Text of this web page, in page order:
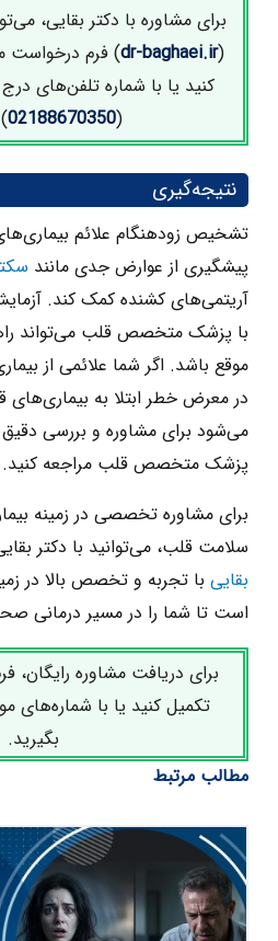
برای مشاوره با دکتر بقایی،
(
dr-baghaei.ir) فرم درخواست
کنید یا با شماره تلفن‌های
(
02188670350
نتیجه‌گیری
تشخیص زودهنگام علائم
پیشگیری از عوارض جدی مانند
آریتمی‌های کشنده کمک کند.
با پزشک متخصص قلب می‌تواند
موقع باشد. اگر شما علائمی از
در معرض خطر ابتلا به بیماری‌های
می‌شود برای مشاوره و بررسی
پزشک متخصص قلب مراجعه کنید.
برای مشاوره تخصصی در زمینه
سلامت قلب، می‌توانید با دکتر
بقاییبا تجربه و تخصص بالا در
است تا شما را در مسیر درمانی
برای دریافت مشاوره رایگان،
تکمیل کنید یا با شماره‌های
بگیرید.
مطالب مرتبط